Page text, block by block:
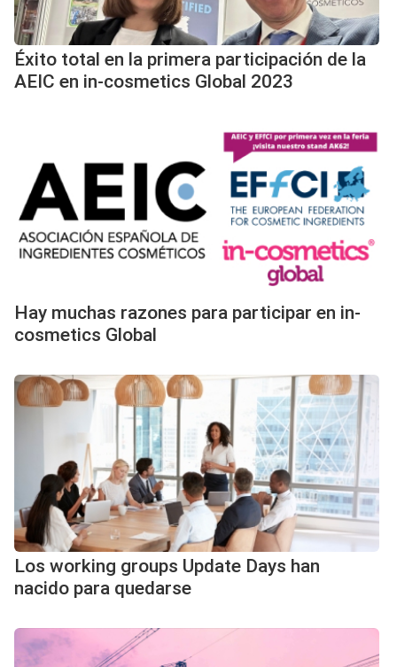
Éxito total en la primera participación de la
AEIC en in-cosmetics Global 2023
Hay muchas razones para participar en in-
cosmetics Global
Los working groups Update Days han
nacido para quedarse